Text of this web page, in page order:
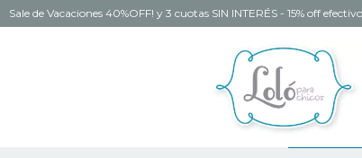
Sale de Vacaciones 40%OFF! y 3 cuotas SIN INTERÉS - 15% off